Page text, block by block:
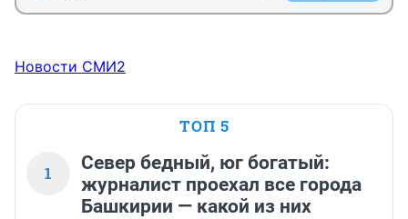
Новости СМИ2
ТОП 5
1
Север бедный, юг богатый:
журналист проехал все города
Башкирии — какой из них